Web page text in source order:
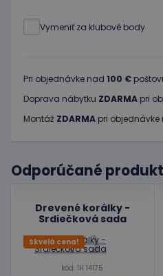
Vymeniť za klubové body
Pri objednávke nad 100 €
Doprava nábytku ZDARMA pri
Montáž ZDARMA pri objednávke
Odporúčané
Drevené korálky -
Srdiečková sada
Skvelá cena!
kód: 1H 14175